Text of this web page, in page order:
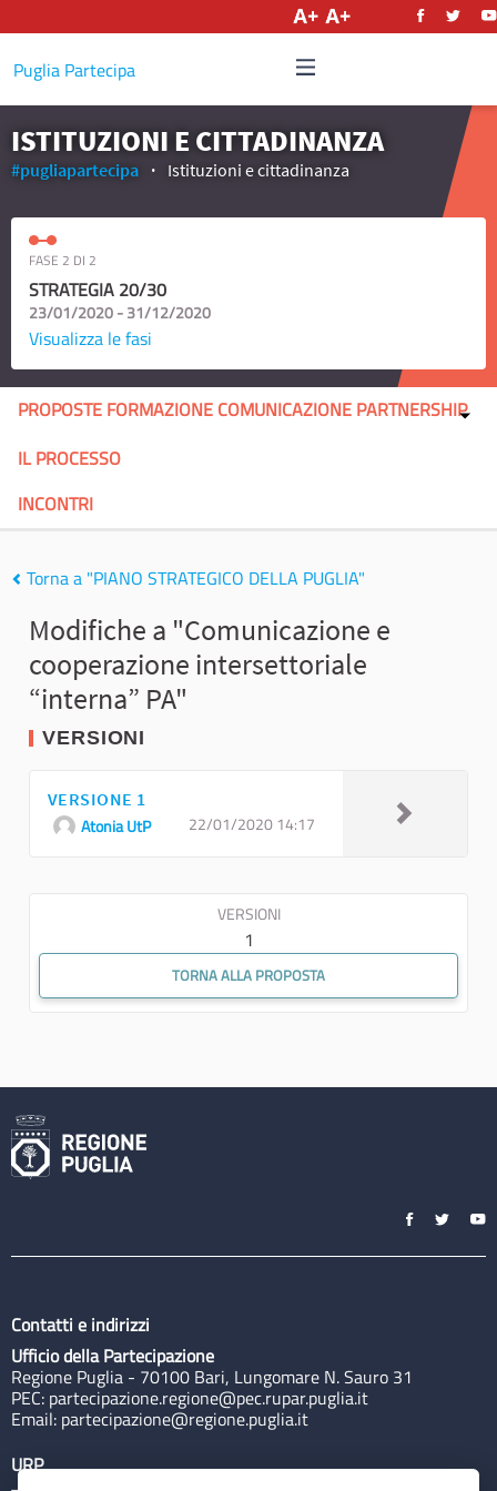
Puglia Partecipa
ISTITUZIONI E CITTADINANZA
#pugliapartecipa Istituzioni e cittadinanza
FASE 2 DI 2
STRATEGIA 20/30
23/01/2020 - 31/12/2020
Visualizza le fasi
PROPOSTE FORMAZIONE COMUNICAZIONE PARTNERSHIP
IL PROCESSO
INCONTRI
Torna a "PIANO STRATEGICO DELLA PUGLIA"
Modifiche a "Comunicazione e
cooperazione intersettoriale
“interna” PA"
VERSIONI
VERSIONE 1
Atonia UtP 22/01/2020 14:17
VERSIONI
1
TORNA ALLA PROPOSTA
Contatti e indirizzi
Ufficio della Partecipazione
Regione Puglia - 70100 Bari, Lungomare N. Sauro 31
PEC: partecipazione.regione@pec.rupar.puglia.it
Email: partecipazione@regione.puglia.it
URP